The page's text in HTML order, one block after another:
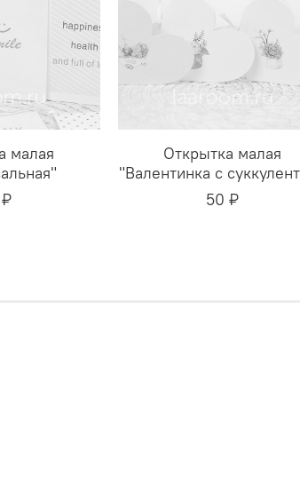
малая
Открытка малая
"Валентинка с
50 ₽